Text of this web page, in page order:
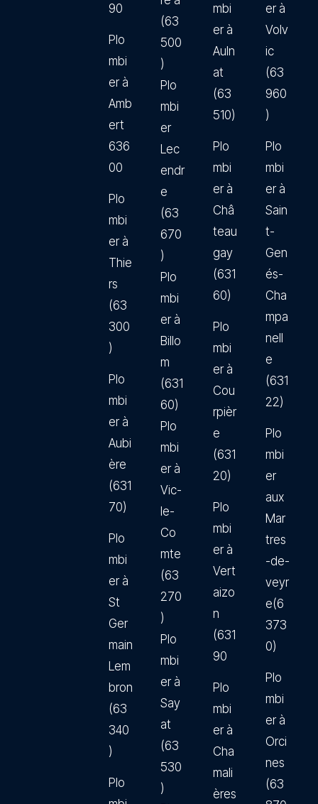
90
Plo
mbi
er à
Amb
ert
636
00
Plo
mbi
er à
Thie
rs
(63
300
)
Plo
mbi
er à
Aubi
ère
(631
70)
Plo
mbi
er à
St
Ger
main
Lem
bron
(63
340
)
Plo
(63
500
)
Plo
mbi
er
Lec
endr
e
(63
670
)
Plo
mbi
er à
Billo
m
(631
60)
Plo
mbi
er à
Vic-
le-
Co
mte
(63
270
)
Plo
mbi
er à
Say
at
(63
530
)
mbi
er à
Auln
at
(63
510)
Plo
mbi
er à
Châ
teau
gay
(631
60)
Plo
mbi
er à
Cou
rpièr
e
(631
20)
Plo
mbi
er à
Vert
aizo
n
(631
90
Plo
mbi
er à
Cha
mali
ères
er à
Volv
ic
(63
960
)
Plo
mbi
er à
Sain
t-
Gen
és-
Cha
mpa
nell
e
(631
22)
Plo
mbi
er
aux
Mar
tres
-de-
veyr
e(6
373
0)
Plo
mbi
er à
Orci
nes
(63